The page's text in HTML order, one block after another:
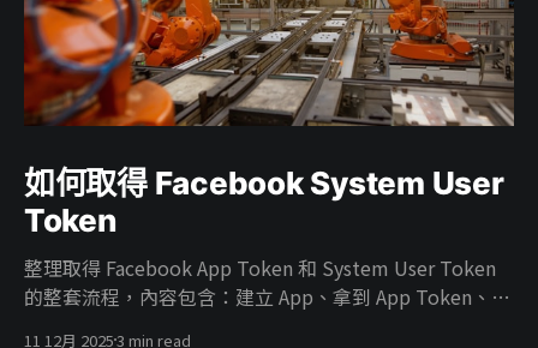
如何取得 Facebook System User
Token
整理取得 Facebook App Token 和 System User Token
的整套流程，內容包含：建立 App、拿到 App Token、在
11 12月 20253 min read